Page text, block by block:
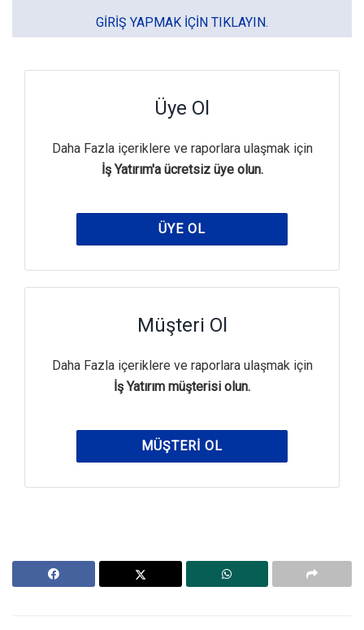
GIRIŞ YAPMAK IÇIN TIKLAYIN.
Üye Ol
Daha Fazla içeriklere ve raporlara ulaşmak için
İş Yatırım'a ücretsiz üye olun.
ÜYE OL
Müşteri Ol
Daha Fazla içeriklere ve raporlara ulaşmak için
İş Yatırım müşterisi olun.
MÜŞTERI OL